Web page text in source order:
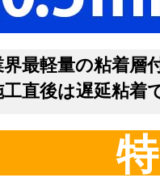
最軽量の粘着層
直後は遅延粘着